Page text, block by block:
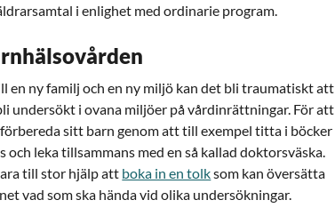
i enlighet med ordinarie program.
en ny familj och en ny miljö kan det bli traumatiskt att
undersökt i ovana miljöer på vårdinrättningar. För att
sitt barn genom att till exempel titta i böcker
och leka tillsammans med en så kallad doktorsväska.
till stor hjälp att boka in en tolksom kan översätta
vad som ska hända vid olika undersökningar.